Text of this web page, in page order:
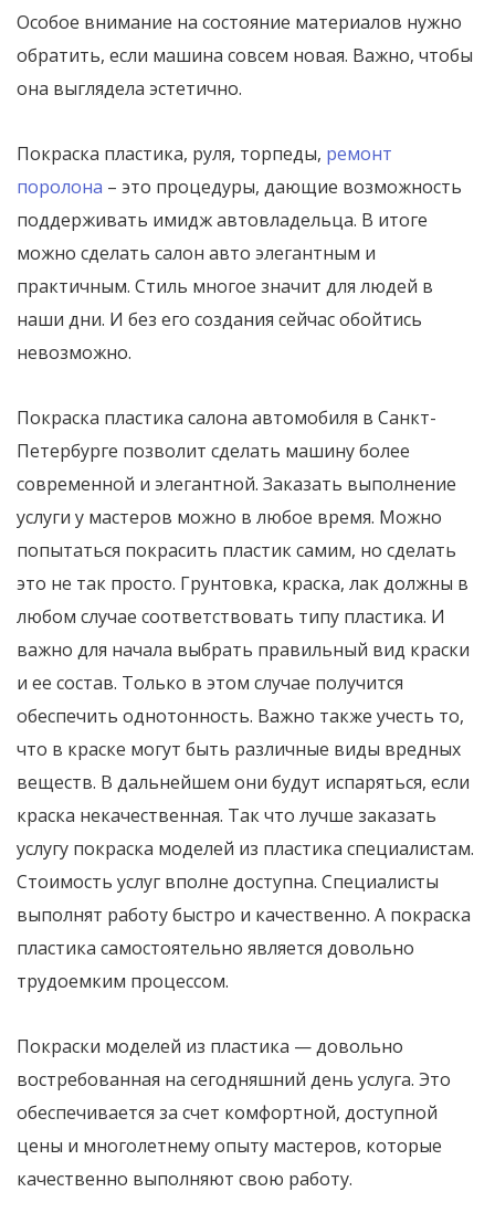
Особое внимание на состояние материалов нужно
обратить, если машина совсем новая. Важно, чтобы
она выглядела эстетично.
Покраска пластика, руля, торпеды, ремонт
поролона – это процедуры, дающие возможность
поддерживать имидж автовладельца. В итоге
можно сделать салон авто элегантным и
практичным. Стиль многое значит для людей в
наши дни. И без его создания сейчас обойтись
невозможно.
Покраска пластика салона автомобиля в Санкт-
Петербурге позволит сделать машину более
современной и элегантной. Заказать выполнение
услуги у мастеров можно в любое время. Можно
попытаться покрасить пластик самим, но сделать
это не так просто. Грунтовка, краска, лак должны в
любом случае соответствовать типу пластика. И
важно для начала выбрать правильный вид краски
и ее состав. Только в этом случае получится
обеспечить однотонность. Важно также учесть то,
что в краске могут быть различные виды вредных
веществ. В дальнейшем они будут испаряться, если
краска некачественная. Так что лучше заказать
услугу покраска моделей из пластика специалистам.
Стоимость услуг вполне доступна. Специалисты
выполнят работу быстро и качественно. А покраска
пластика самостоятельно является довольно
трудоемким процессом.
Покраски моделей из пластика — довольно
востребованная на сегодняшний день услуга. Это
обеспечивается за счет комфортной, доступной
цены и многолетнему опыту мастеров, которые
качественно выполняют свою работу.